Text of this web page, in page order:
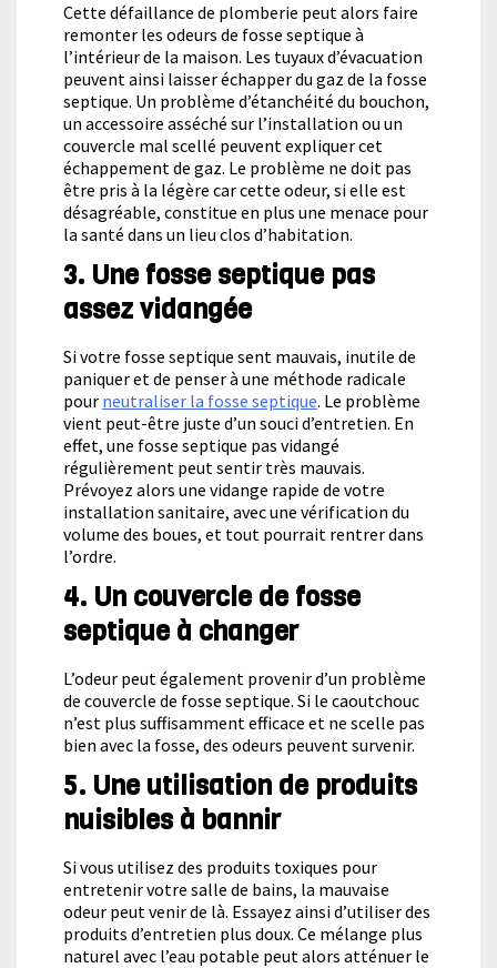
Cette défaillance de plomberie peut alors faire
remonter les odeurs de fosse septique à
l’intérieur de la maison. Les tuyaux d’évacuation
peuvent ainsi laisser échapper du gaz de la fosse
septique. Un problème d’étanchéité du bouchon,
un accessoire asséché sur l’installation ou un
couvercle mal scellé peuvent expliquer cet
échappement de gaz. Le problème ne doit pas
être pris à la légère car cette odeur, si elle est
désagréable, constitue en plus une menace pour
la santé dans un lieu clos d’habitation.
3. Une fosse septique pas
assez vidangée
Si votre fosse septique sent mauvais, inutile de
paniquer et de penser à une méthode radicale
pour neutraliser la fosse septique. Le problème
vient peut-être juste d’un souci d’entretien. En
effet, une fosse septique pas vidangé
régulièrement peut sentir très mauvais.
Prévoyez alors une vidange rapide de votre
installation sanitaire, avec une vérification du
volume des boues, et tout pourrait rentrer dans
l’ordre.
4. Un couvercle de fosse
septique à changer
L’odeur peut également provenir d’un problème
de couvercle de fosse septique. Si le caoutchouc
n’est plus suffisamment efficace et ne scelle pas
bien avec la fosse, des odeurs peuvent survenir.
5. Une utilisation de produits
nuisibles à bannir
Si vous utilisez des produits toxiques pour
entretenir votre salle de bains, la mauvaise
odeur peut venir de là. Essayez ainsi d’utiliser des
produits d’entretien plus doux. Ce mélange plus
naturel avec l’eau potable peut alors atténuer le